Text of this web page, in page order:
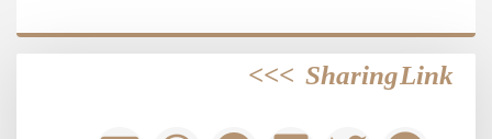
Sharing Link
>>>